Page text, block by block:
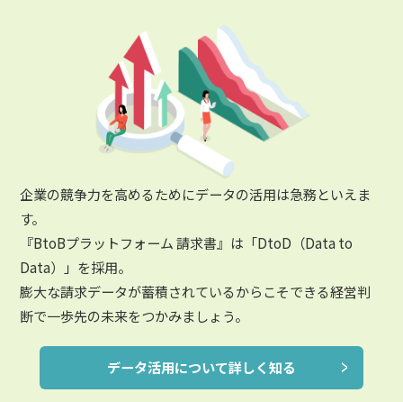
企業の競争力を高めるためにデータの活用は急務といえま
す。
『BtoBプラットフォーム 請求書』は「DtoD（Data to
Data）」を採用。
膨大な請求データが蓄積されているからこそできる経営判
断で一歩先の未来をつかみましょう。
データ活用について詳しく知る